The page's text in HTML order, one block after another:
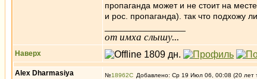
пропаганда может и не стоит на
и рос. пропаганда). так что подхожу
от имха слышу...
Наверх
Alex Dharmasiya №18962 Добавлено: Ср 19 Июл 06, 00:08 (20 лет